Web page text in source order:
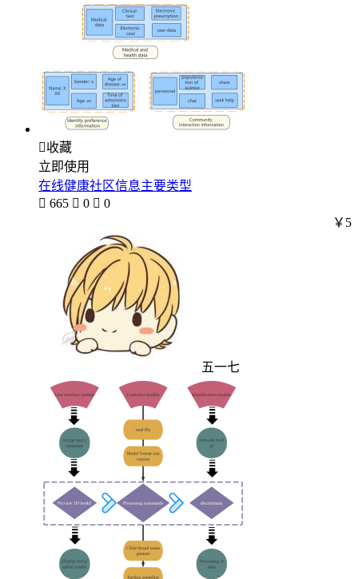
收藏
立即使用
在线健康社区信息主要类型
 665  0  0
五一七
￥5